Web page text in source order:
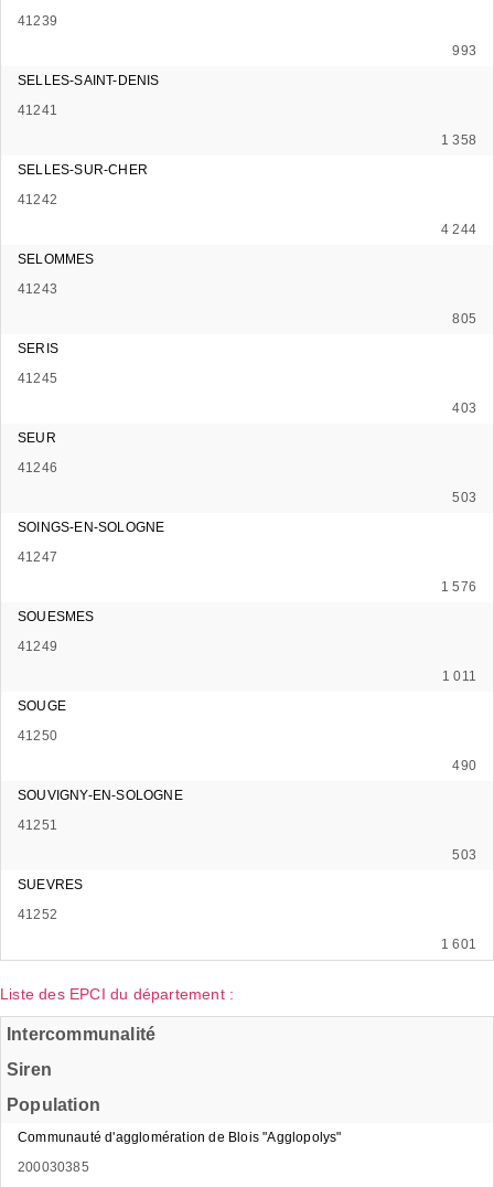
41239
993
SELLES-SAINT-DENIS
41241
1 358
SELLES-SUR-CHER
41242
4 244
SELOMMES
41243
805
SERIS
41245
403
SEUR
41246
503
SOINGS-EN-SOLOGNE
41247
1 576
SOUESMES
41249
1 011
SOUGE
41250
490
SOUVIGNY-EN-SOLOGNE
41251
503
SUEVRES
41252
1 601
Liste des EPCI du département :
Intercommunalité
Siren
Population
Communauté d'agglomération de Blois "Agglopolys"
200030385